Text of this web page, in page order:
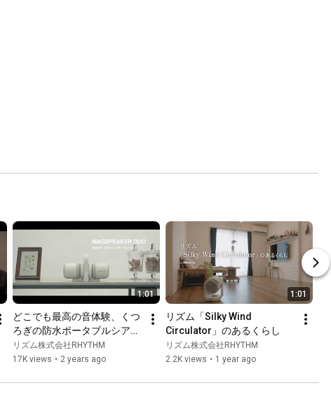
1:01
どこでも最高の音体験、くつ
ろぎの防水ポータブルシアタ
ースピーカー「
MAGSPEAKER DUO（マグス
9YYA30RH02/08　リズム
リズム株式会社RHYTHM
17K views • 2 years ago
1:01
リズム「Silky Wind
Circulator」のあるくらし
リズム株式会社RHYTHM
2.2K views • 1 year ago